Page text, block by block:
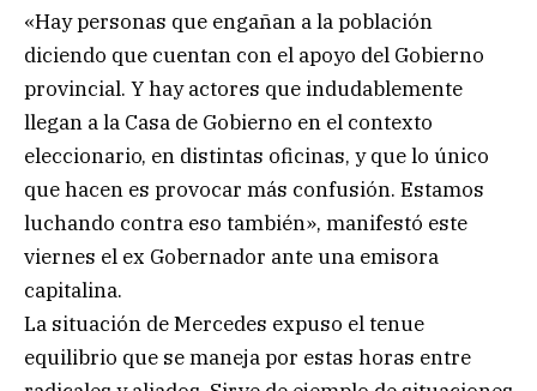
«Hay personas que engañan a la población
diciendo que cuentan con el apoyo del Gobierno
provincial. Y hay actores que indudablemente
llegan a la Casa de Gobierno en el contexto
eleccionario, en distintas oficinas, y que lo único
que hacen es provocar más confusión. Estamos
luchando contra eso también», manifestó este
viernes el ex Gobernador ante una emisora
capitalina.
La situación de Mercedes expuso el tenue
equilibrio que se maneja por estas horas entre